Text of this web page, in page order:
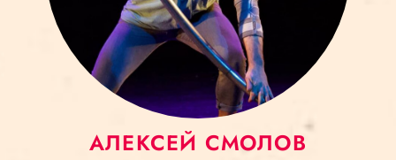
АЛЕКСЕЙ СМОЛОВ